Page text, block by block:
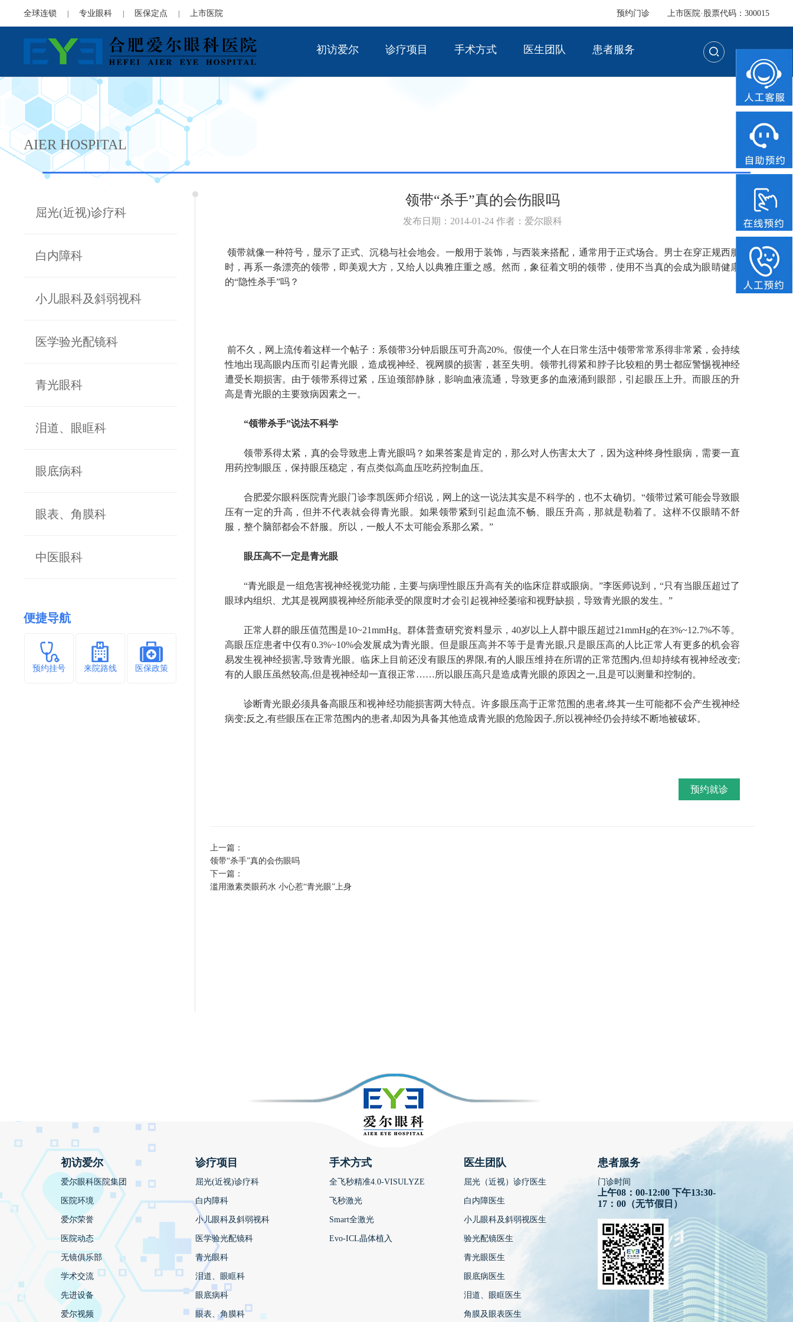
全球连锁 | 专业眼科 | 医保定点 | 上市医院 预约门诊 上市医院·股票代码：300015
初访爱尔 诊疗项目 手术方式 医生团队 患者服务
AIER HOSPITAL
屈光(近视)诊疗科
白内障科
小儿眼科及斜弱视科
医学验光配镜科
青光眼科
泪道、眼眶科
眼底病科
眼表、角膜科
中医眼科
便捷导航
预约挂号 来院路线 医保政策
领带“杀手”真的会伤眼吗
发布日期：2014-01-24 作者：爱尔眼科
领带就像一种符号，显示了正式、沉稳与社会地会。一般用于装饰，与西装来搭配，通常用于正式场合。男士在穿正规西服
时，再系一条漂亮的领带，即美观大方，又给人以典雅庄重之感。然而，象征着文明的领带，使用不当真的会成为眼睛健康
的“隐性杀手”吗？
前不久，网上流传着这样一个帖子：系领带3分钟后眼压可升高20%。假使一个人在日常生活中领带常常系得非常紧，会持续
性地出现高眼内压而引起青光眼，造成视神经、视网膜的损害，甚至失明。领带扎得紧和脖子比较粗的男士都应警惕视神经
遭受长期损害。由于领带系得过紧，压迫颈部静脉，影响血液流通，导致更多的血液涌到眼部，引起眼压上升。而眼压的升
高是青光眼的主要致病因素之一。
“领带杀手”说法不科学
领带系得太紧，真的会导致患上青光眼吗？如果答案是肯定的，那么对人伤害太大了，因为这种终身性眼病，需要一直
用药控制眼压，保持眼压稳定，有点类似高血压吃药控制血压。
合肥爱尔眼科医院青光眼门诊李凯医师介绍说，网上的这一说法其实是不科学的，也不太确切。“领带过紧可能会导致眼
压有一定的升高，但并不代表就会得青光眼。如果领带紧到引起血流不畅、眼压升高，那就是勒着了。这样不仅眼睛不舒
服，整个脑部都会不舒服。所以，一般人不太可能会系那么紧。”
眼压高不一定是青光眼
“青光眼是一组危害视神经视觉功能，主要与病理性眼压升高有关的临床症群或眼病。”李医师说到，“只有当眼压超过了
眼球内组织、尤其是视网膜视神经所能承受的限度时才会引起视神经萎缩和视野缺损，导致青光眼的发生。”
正常人群的眼压值范围是10~21mmHg。群体普查研究资料显示，40岁以上人群中眼压超过21mmHg的在3%~12.7%不等。
高眼压症患者中仅有0.3%~10%会发展成为青光眼。但是眼压高并不等于是青光眼,只是眼压高的人比正常人有更多的机会容
易发生视神经损害,导致青光眼。临床上目前还没有眼压的界限,有的人眼压维持在所谓的正常范围内,但却持续有视神经改变;
有的人眼压虽然较高,但是视神经却一直很正常……所以眼压高只是造成青光眼的原因之一,且是可以测量和控制的。
诊断青光眼必须具备高眼压和视神经功能损害两大特点。许多眼压高于正常范围的患者,终其一生可能都不会产生视神经
病变;反之,有些眼压在正常范围内的患者,却因为具备其他造成青光眼的危险因子,所以视神经仍会持续不断地被破坏。
预约就诊
上一篇：
领带“杀手”真的会伤眼吗
下一篇：
滥用激素类眼药水 小心惹“青光眼”上身
初访爱尔
爱尔眼科医院集团
医院环境
爱尔荣誉
医院动态
无镜俱乐部
学术交流
先进设备
爱尔视频
诊疗项目
屈光(近视)诊疗科
白内障科
小儿眼科及斜弱视科
医学验光配镜科
青光眼科
泪道、眼眶科
眼底病科
眼表、角膜科
手术方式
全飞秒精准4.0-VISULYZE
飞秒激光
Smart全激光
Evo-ICL晶体植入
医生团队
屈光（近视）诊疗医生
白内障医生
小儿眼科及斜弱视医生
验光配镜医生
青光眼医生
眼底病医生
泪道、眼眶医生
角膜及眼表医生
患者服务
门诊时间
上午08：00-12:00 下午13:30-
17：00（无节假日）